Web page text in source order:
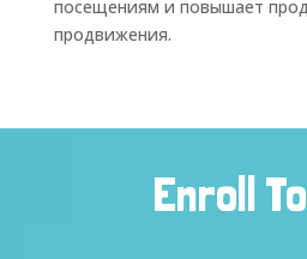
посещениям и повышает
продвижения.
Enroll